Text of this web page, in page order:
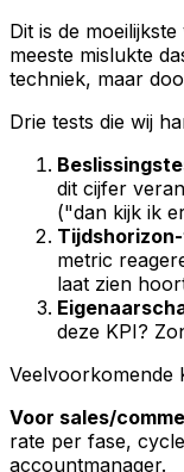
Dit is de
meeste mislukte
techniek, maar
Drie tests die wij
dit cijfer
("dan kijk ik
metric
laat zien
deze KPI?
Veelvoorkomende
Voor sales/
rate per fase,
accountmanager.